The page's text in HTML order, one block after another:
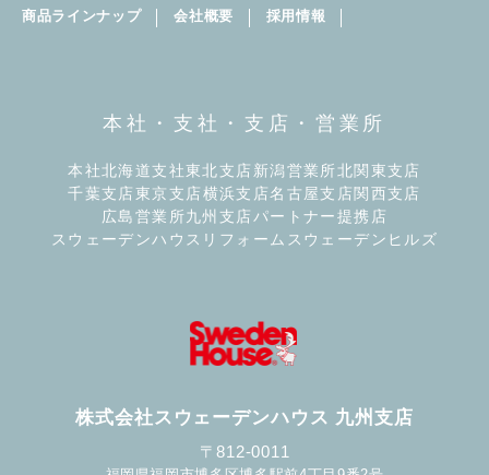
・その他、お客さまとのお取引を適切且つ円滑に
・経営分析・会計監査上の確認作業を行なうため
・お客様より個別に同意を頂いた提供先（第三
者）に提供するため
・受託業務を当社の業務委託先に再委託するため
（注1）当社並びに当社グループ会社の住宅関連事
株式会社スウェーデンハウス 九州支店
〒812-0011
商品ラインナップ 会社概要 採用情報
本社・支社・支店・営業所
本社北海道支社東北支店 新潟営業所北関東支店
千葉支店 東京支店 横浜支店名古屋支店 関西支店
広島営業所九州支店 パートナー提携店
スウェーデンハウスリフォーム スウェーデンヒルズ